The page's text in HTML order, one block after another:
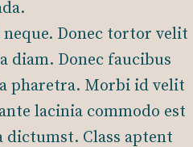
Donec tortor velit
diam. Donec faucibus
pharetra. Morbi id velit
lacinia commodo est
dictumst. Class aptent